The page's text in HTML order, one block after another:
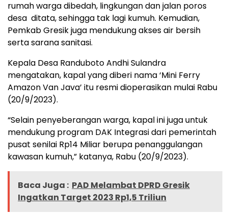
rumah warga dibedah, lingkungan dan jalan poros
desa ditata, sehingga tak lagi kumuh. Kemudian,
Pemkab Gresik juga mendukung akses air bersih
serta sarana sanitasi.
Kepala Desa Randuboto Andhi Sulandra
mengatakan, kapal yang diberi nama ‘Mini Ferry
Amazon Van Java’ itu resmi dioperasikan mulai Rabu
(20/9/2023).
“Selain penyeberangan warga, kapal ini juga untuk
mendukung program DAK Integrasi dari pemerintah
pusat senilai Rp14 Miliar berupa penanggulangan
kawasan kumuh,” katanya, Rabu (20/9/2023).
Baca Juga : PAD Melambat DPRD Gresik
Ingatkan Target 2023 Rp1,5 Triliun